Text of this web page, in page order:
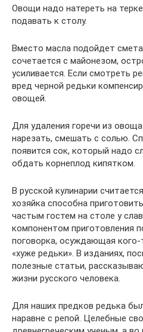
Овощи надо натереть на
подавать к столу.
Вместо масла подойдет
сочетается с майонезом,
усиливается. Если смотреть
вред черной редьки
овощей.
Для удаления горечи из
нарезать, смешать с солью.
появится сок, который надо
обдать корнеплод кипятком.
В русской кулинарии
хозяйка способна
частым гостем на столе у
компонентом приготовления
поговорка, осуждающая
«хуже редьки». В изданиях,
полезные статьи,
жизни русского человека.
Для наших предков редька
наравне с репой. Целебные